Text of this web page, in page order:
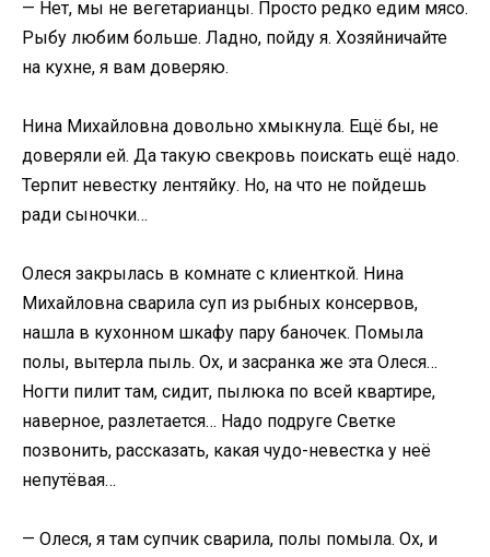
— Нет, мы не вегетарианцы. Просто редко едим мясо.
Рыбу любим больше. Ладно, пойду я. Хозяйничайте
на кухне, я вам доверяю.
Нина Михайловна довольно хмыкнула. Ещё бы, не
доверяли ей. Да такую свекровь поискать ещё надо.
Терпит невестку лентяйку. Но, на что не пойдешь
ради сыночки…
Олеся закрылась в комнате с клиенткой. Нина
Михайловна сварила суп из рыбных консервов,
нашла в кухонном шкафу пару баночек. Помыла
полы, вытерла пыль. Ох, и засранка же эта Олеся…
Ногти пилит там, сидит, пылюка по всей квартире,
наверное, разлетается… Надо подруге Светке
позвонить, рассказать, какая чудо-невестка у неё
непутёвая…
— Олеся, я там супчик сварила, полы помыла. Ох, и